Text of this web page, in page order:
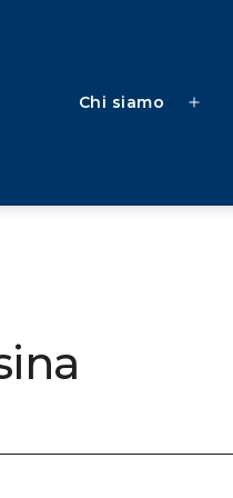
Chi siamo